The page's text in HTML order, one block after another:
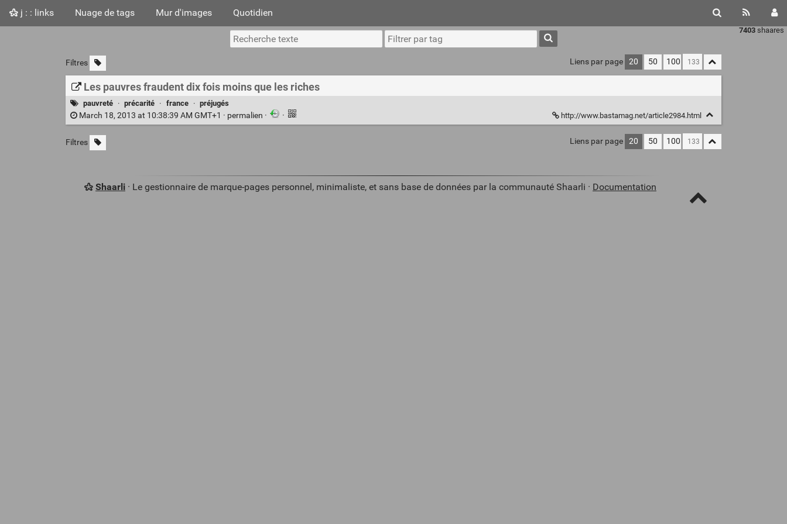
j : : links Nuage de tags Mur d'images Quotidien
7403 shaares
Filtres Liens par page 20 50 100
Les pauvres fraudent dix fois moins que les riches
pauvreté · précarité · france · préjugés
March 18, 2013 at 10:38:39 AM GMT+1 · permalien · · http://www.bastamag.net/article2984.html
Filtres Liens par page 20 50 100
Shaarli· Le gestionnaire de marque-pages personnel, minimaliste, et sans base de données par la communauté Shaarli · Documentation